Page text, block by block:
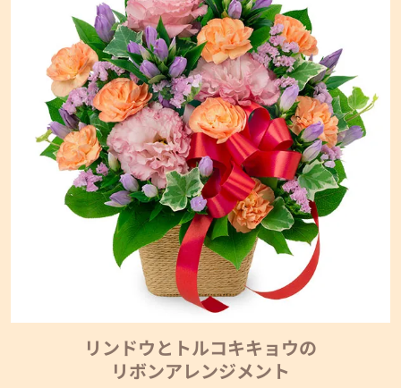
リンドウとトルコキキョウの
リボンアレンジメント